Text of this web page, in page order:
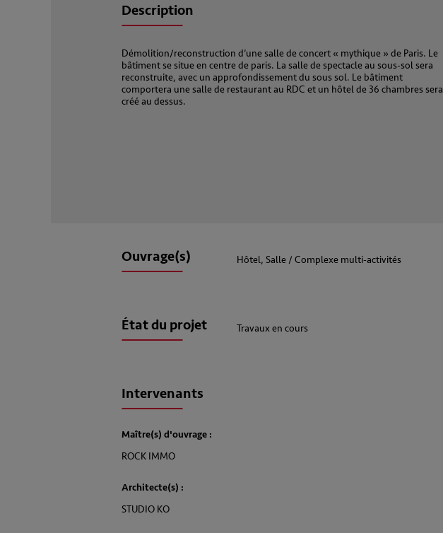
Description
Démolition/reconstruction d’une salle de concert « mythique » de Paris. Le
bâtiment se situe en centre de paris. La salle de spectacle au sous-sol sera
reconstruite, avec un approfondissement du sous sol. Le bâtiment
comportera une salle de restaurant au RDC et un hôtel de 36 chambres sera
créé au dessus.
Ouvrage(s) Hôtel, Salle / Complexe multi-activités
État du projet Travaux en cours
Intervenants
Maître(s) d'ouvrage :
ROCK IMMO
Architecte(s) :
STUDIO KO